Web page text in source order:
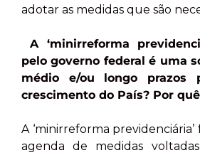
adotar as medidas que são
A ‘minirreforma
pelo governo federal é uma
médio e/ou longo prazos
crescimento do País? Por
A ‘minirreforma
agenda de medidas